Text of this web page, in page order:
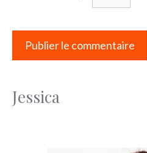
Jessica